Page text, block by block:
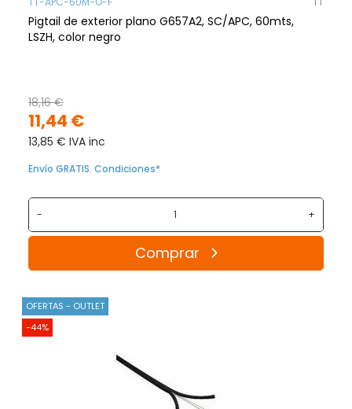
Pigtail de exterior plano G657A2, SC/APC, 60mts,
LSZH, color negro
11,44 €
18,16 €
13,85 € IVA inc
Envío GRATIS. Condiciones*
- +
Comprar
OFERTAS - OUTLET
-44%